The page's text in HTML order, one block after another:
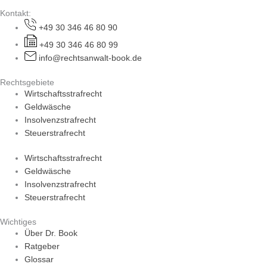
Kontakt:
+49 30 346 46 80 90
+49 30 346 46 80 99
info@rechtsanwalt-book.de
Rechtsgebiete
Wirtschaftsstrafrecht
Geldwäsche
Insolvenzstrafrecht
Steuerstrafrecht
Wirtschaftsstrafrecht
Geldwäsche
Insolvenzstrafrecht
Steuerstrafrecht
Wichtiges
Über Dr. Book
Ratgeber
Glossar